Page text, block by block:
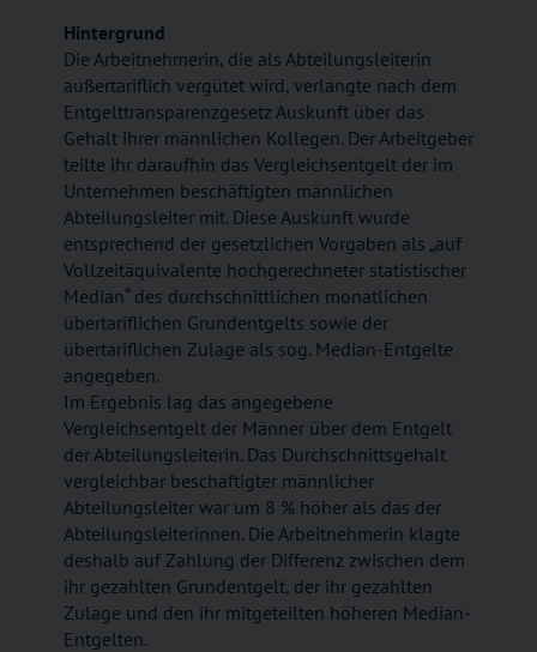
Hintergrund
Die Arbeitnehmerin, die als Abteilungsleiterin
außertariflich vergütet wird, verlangte nach dem
Entgelttransparenzgesetz Auskunft über das
Gehalt ihrer männlichen Kollegen. Der Arbeitgeber
teilte ihr daraufhin das Vergleichsentgelt der im
Unternehmen beschäftigten männlichen
Abteilungsleiter mit. Diese Auskunft wurde
entsprechend der gesetzlichen Vorgaben als „auf
Vollzeitäquivalente hochgerechneter statistischer
Median“ des durchschnittlichen monatlichen
übertariflichen Grundentgelts sowie der
übertariflichen Zulage als sog. Median-Entgelte
angegeben.
Im Ergebnis lag das angegebene
Vergleichsentgelt der Männer über dem Entgelt
der Abteilungsleiterin. Das Durchschnittsgehalt
vergleichbar beschäftigter männlicher
Abteilungsleiter war um 8 % höher als das der
Abteilungsleiterinnen. Die Arbeitnehmerin klagte
deshalb auf Zahlung der Differenz zwischen dem
ihr gezahlten Grundentgelt, der ihr gezahlten
Zulage und den ihr mitgeteilten höheren Median-
Entgelten.